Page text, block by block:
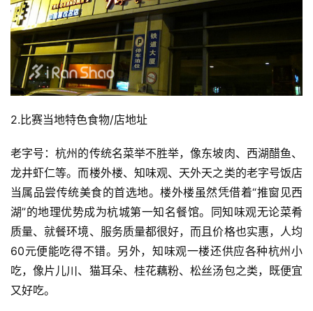
2.比赛当地特色食物/店地址
老字号：杭州的传统名菜举不胜举，像东坡肉、西湖醋鱼、
龙井虾仁等。而楼外楼、知味观、天外天之类的老字号饭店
当属品尝传统美食的首选地。楼外楼虽然凭借着“推窗见西
湖”的地理优势成为杭城第一知名餐馆。同知味观无论菜肴
质量、就餐环境、服务质量都很好，而且价格也实惠，人均
60元便能吃得不错。另外，知味观一楼还供应各种杭州小
吃，像片儿川、猫耳朵、桂花藕粉、松丝汤包之类，既便宜
又好吃。